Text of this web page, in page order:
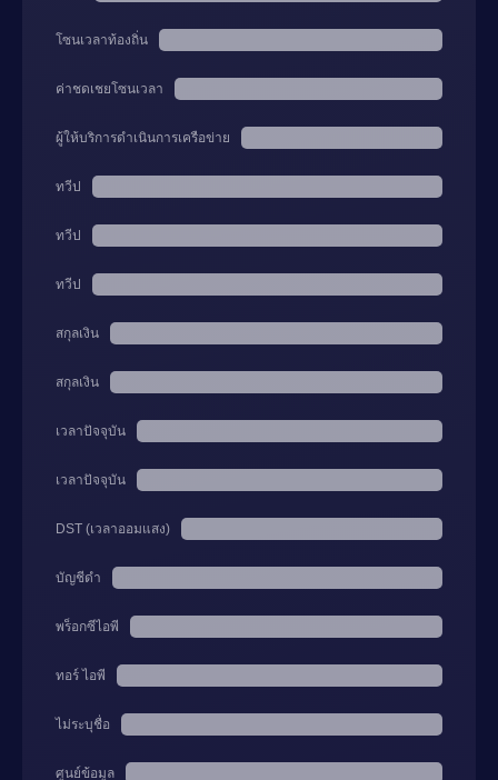
โซนเวลาท้องถิ่น
ค่าชดเชยโซนเวลา
ผู้ให้บริการดำเนินการเครือข่าย
ทวีป
ทวีป
ทวีป
สกุลเงิน
สกุลเงิน
เวลาปัจจุบัน
เวลาปัจจุบัน
DST (เวลาออมแสง)
บัญชีดำ
พร็อกซีไอพี
ทอร์ ไอพี
ไม่ระบุชื่อ
ศูนย์ข้อมูล